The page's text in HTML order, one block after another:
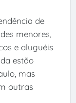
de
menores,
e aluguéis
estão
mas
outras